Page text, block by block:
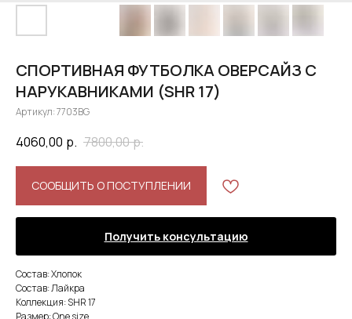
СПОРТИВНАЯ ФУТБОЛКА ОВЕРСАЙЗ С
НАРУКАВНИКАМИ (SHR 17)
Артикул:7703BG
4060,00 р. 7800,00р.
СООБЩИТЬ О ПОСТУПЛЕНИИ
Получить консультацию
Состав: Хлопок
Состав: Лайкра
Коллекция: SHR 17